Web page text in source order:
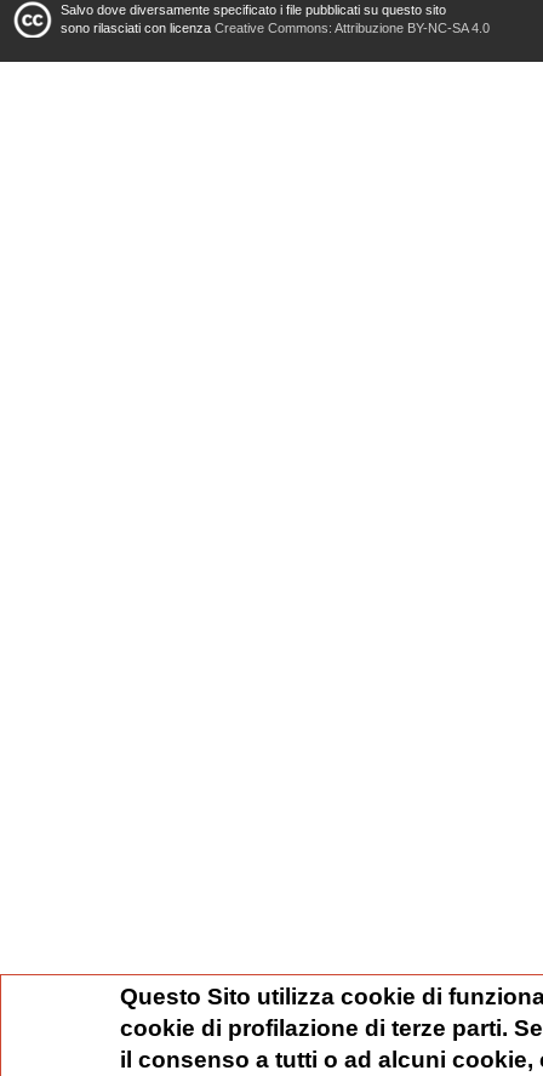
Salvo dove diversamente specificato i file pubblicati su questo sito
sono rilasciati con licenza Creative Commons: Attribuzione BY-NC-SA 4.0
Questo Sito utilizza cookie di
cookie di profilazione di terze parti.
il consenso a tutti o ad alcuni